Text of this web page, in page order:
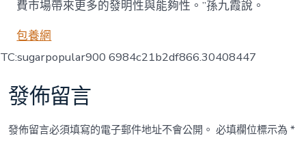
費市場帶來更多的發明性與能夠性。”孫九霞說。
包養網
TC:sugarpopular900 6984c21b2df866.30408447
發佈留言
發佈留言必須填寫的電子郵件地址不會公開。 必填欄位標示為*